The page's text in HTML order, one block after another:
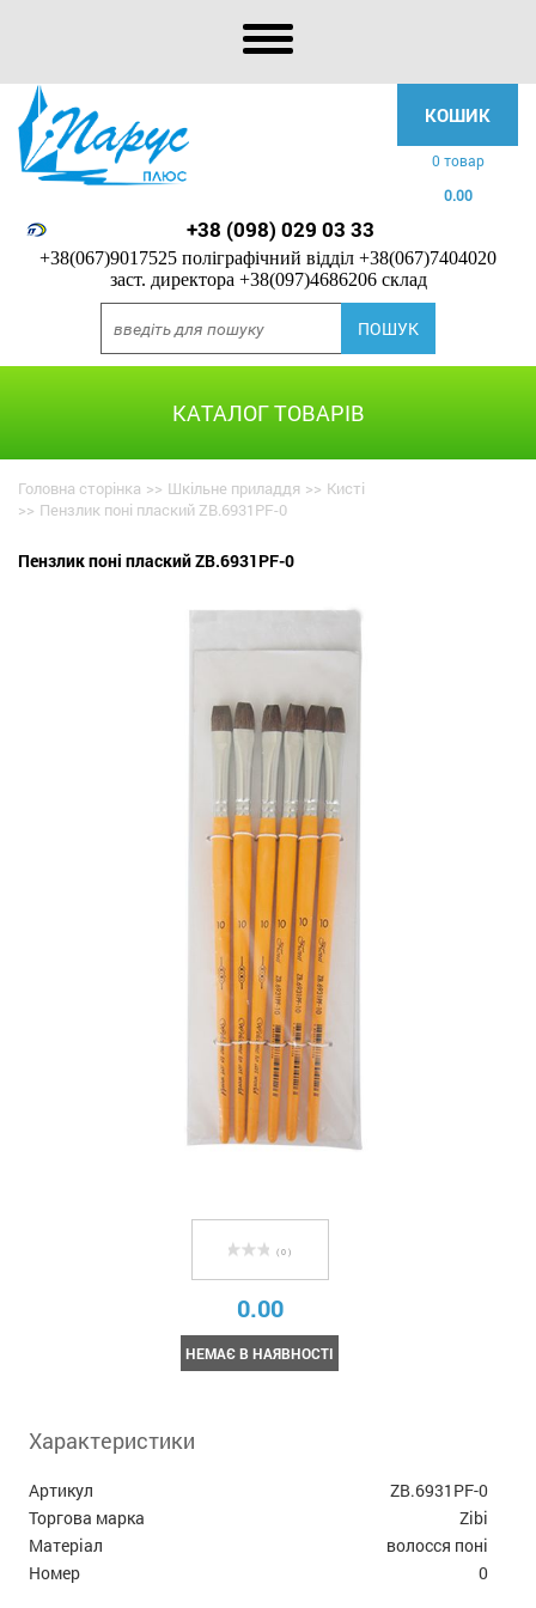
КОШИК
0 товар
0.00
+38 (098) 029 03 33
+38(067)9017525 поліграфічний відділ +38(067)7404020
заст. директора +38(097)4686206 склад
КАТАЛОГ ТОВАРІВ
Головна сторінка >> Шкільне приладдя >> Кисті
>> Пензлик поні плаский ZB.6931PF-0
Пензлик поні плаский ZB.6931PF-0
( 0 )
0.00
НЕМАЄ В НАЯВНОСТІ
Характеристики
Артикул
ZB.6931PF-0
Торгова марка
Zibi
Матеріал
волосся поні
Номер
0